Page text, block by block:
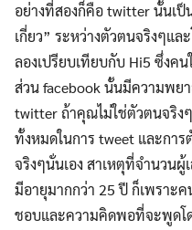
อย่างที่สองก็คือ twitter นั้นเ
เกี่ยว” ระหว่างตัวตนจริงๆแล
ลองเปรียบเทียบกับ Hi5 ซึ่งค
ส่วน facebook นั้นมีความพย
twitter ถ้าคุณไม่ใช่ตัวตนจริง
ทั้งหมดในการ tweet และกา
จริงๆนั่นเอง สาเหตุที่จำนวน
มีอายุมากกว่า 25 ปี ก็เพรา
ชอบและความคิดพอที่จะพูดโ